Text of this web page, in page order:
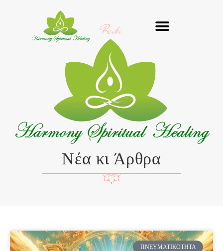
Reiki
Νέα κι Άρθρα
ΠΝΕΥΜΑΤΙΚΌΤΗΤΑ